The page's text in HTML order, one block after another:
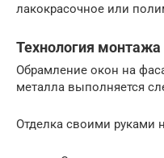
лакокрасочное или
Технология монтажа
Обрамление окон на
металла выполняется
Отделка своими руками